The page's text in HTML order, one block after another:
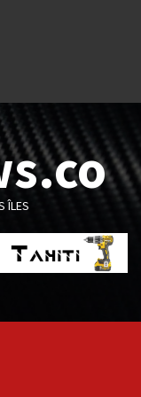
ÎLES